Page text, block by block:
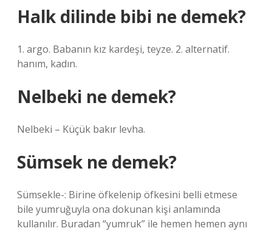
Halk dilinde bibi ne demek?
1. argo. Babanın kız kardeşi, teyze. 2. alternatif.
hanım, kadın.
Nelbeki ne demek?
Nelbeki – Küçük bakır levha.
Sümsek ne demek?
Sümsekle-: Birine öfkelenip öfkesini belli etmese
bile yumruğuyla ona dokunan kişi anlamında
kullanılır. Buradan “yumruk” ile hemen hemen aynı